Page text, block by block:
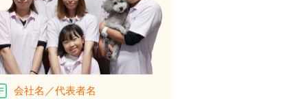
会社名／代表者名